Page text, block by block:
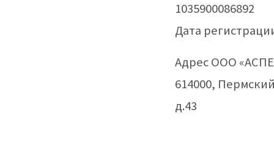
1035900086892
Дата
Адрес ООО
614000,
д.43